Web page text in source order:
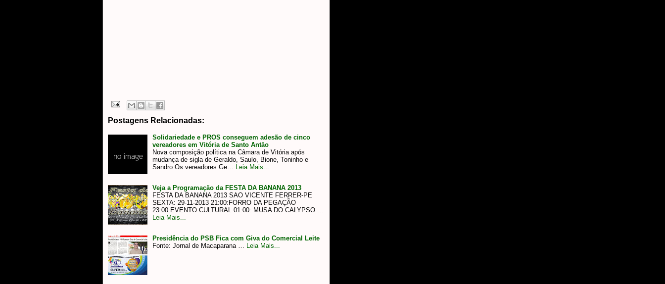
Postagens Relacionadas:
Solidariedade e PROS conseguem adesão de cinco
vereadores em Vitória de Santo Antão
Nova composição política na Câmara de Vitória após
mudança de sigla de Geraldo, Saulo, Bione, Toninho e
Sandro Os vereadores Ge…
Leia Mais...
Veja a Programação da FESTA DA BANANA 2013
FESTA DA BANANA 2013 SAO VICENTE FERRER-PE
SEXTA: 29-11-2013 21:00:FORRO DA PEGAÇÃO
23:00:EVENTO CULTURAL 01:00: MUSA DO CALYPSO …
Leia Mais...
Presidência do PSB Fica com Giva do Comercial Leite
Fonte: Jornal de Macaparana …
Leia Mais...